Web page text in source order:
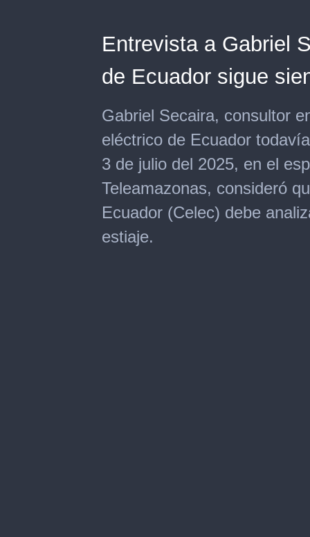
Entrevista a Gabriel
de Ecuador sigue
Gabriel Secaira, consultor
eléctrico de Ecuador
3 de julio del 2025, en el
Teleamazonas, consideró
Ecuador (Celec) debe
estiaje.